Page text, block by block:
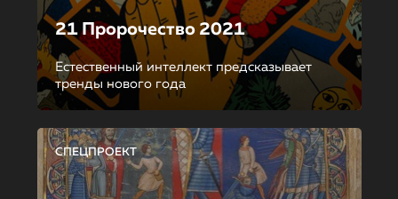
21 Пророчество 2021
Естественный интеллект предсказывает
тренды нового года
СПЕЦПРОЕКТ